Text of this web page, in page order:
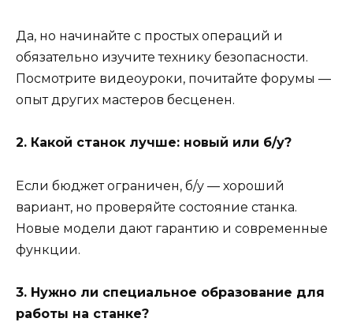
Да, но начинайте с простых операций и
обязательно изучите технику безопасности.
Посмотрите видеоуроки, почитайте форумы —
опыт других мастеров бесценен.
2. Какой станок лучше: новый или б/у?
Если бюджет ограничен, б/у — хороший
вариант, но проверяйте состояние станка.
Новые модели дают гарантию и современные
функции.
3. Нужно ли специальное образование для
работы на станке?